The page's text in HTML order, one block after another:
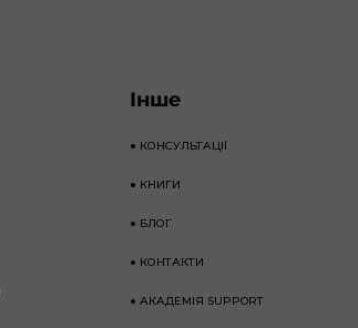
Інше
● КОНСУЛЬТАЦІЇ
● КНИГИ
● БЛОГ
● КОНТАКТИ
● АКАДЕМІЯ SUPPORT